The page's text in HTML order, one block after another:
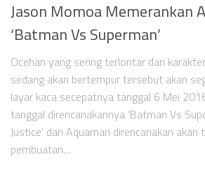
Jason Momoa Memerankan
‘Batman Vs Superman’
Ocehan yang sering terlontar dari
sedang akan bertempur tersebut akan
layar kaca secepatnya tanggal 6 Mei
tanggal direncanakannya ‘Batman Vs
Justice’ dan Aquaman direncanakan
pembuatan…